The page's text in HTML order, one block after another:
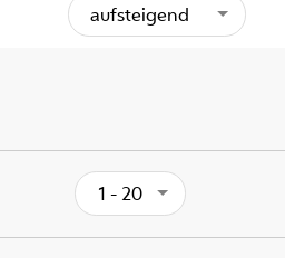
aufsteigend
1 - 20